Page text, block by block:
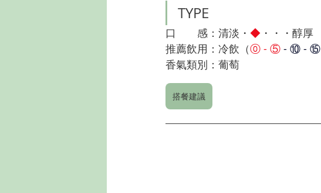
TYPE
口　　感：清淡・ ◆ ・・・醇厚
推薦飲用：冷飲（⓪ - ⑤ - ⑩ - ⑮
香氣類別：葡萄
搭餐建議